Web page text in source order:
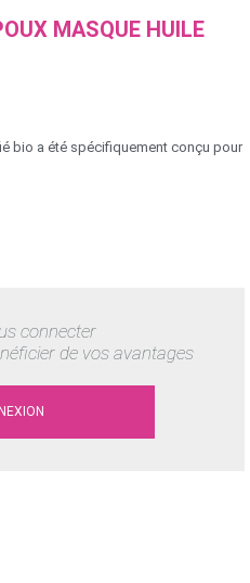
MASQUE HUILE
bio a été spécifiquement conçu pour
connecter
de vos avantages